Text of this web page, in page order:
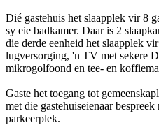
Dié gastehuis het slaapplek vir 8
sy eie badkamer. Daar is 2
die derde eenheid het slaapplek
lugversorging, 'n TV met sekere
mikrogolfoond en tee- en
Gaste het toegang tot
met die gastehuiseienaar
parkeerplek.